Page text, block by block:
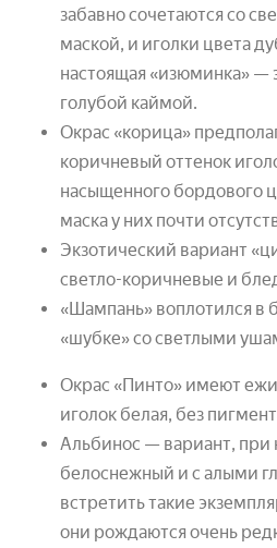
забавно сочетаются со
маской, и иголки цвета
настоящая «изюминка» —
голубой каймой.
Окрас «корица»
коричневый оттенок
насыщенного бордового
маска у них почти
Экзотический вариант
светло-коричневые и
«Шампань» воплотился в
«шубке» со светлыми
Окрас «Пинто» имеют
иголок белая, без
Альбинос — вариант, при
белоснежный и с алыми
встретить такие
они рождаются очень